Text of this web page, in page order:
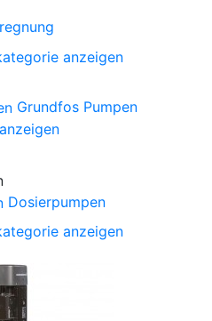
anzeigen
Grundfos Pumpen
Dosierpumpen
anzeigen